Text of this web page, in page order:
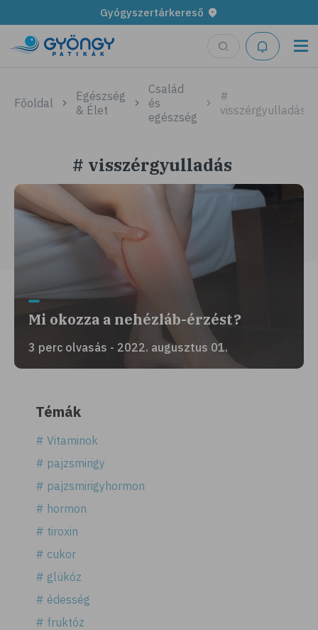
Gyógyszertárkereső
Főoldal
Egészség
& Élet
Család
és
egészség
#
visszérgyulladás
# visszérgyulladás
Mi okozza a nehézláb-érzést?
3 perc olvasás - 2022. augusztus 01.
Témák
# Vitaminok
# pajzsmirigy
# pajzsmirigyhormon
# hormon
# tiroxin
# cukor
# glükóz
# édesség
# fruktóz